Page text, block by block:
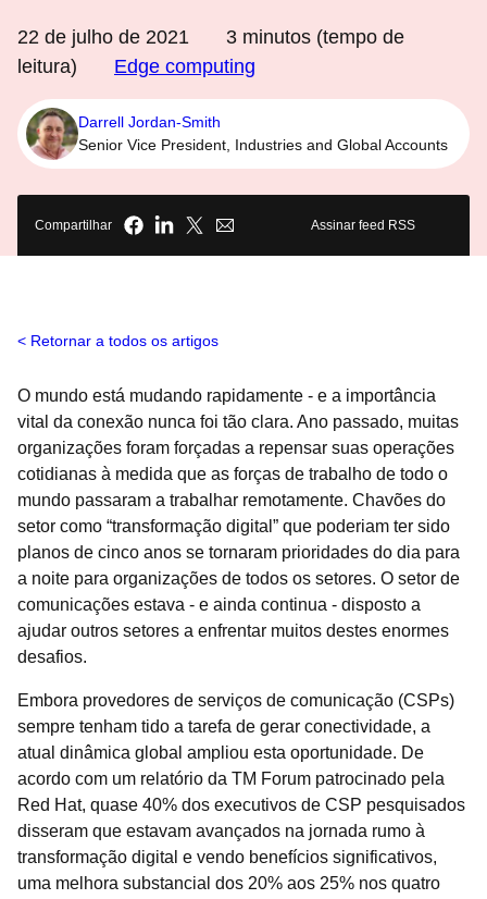
22 de julho de 2021 3 minutos (tempo de
leitura)
Edge computing
Darrell Jordan-Smith
Senior Vice President, Industries and Global Accounts
Compartilhar Assinar feed RSS
Retornar a todos os artigos
O mundo está mudando rapidamente - e a importância
vital da conexão nunca foi tão clara. Ano passado, muitas
organizações foram forçadas a repensar suas operações
cotidianas à medida que as forças de trabalho de todo o
mundo passaram a trabalhar remotamente. Chavões do
setor como “transformação digital” que poderiam ter sido
planos de cinco anos se tornaram prioridades do dia para
a noite para organizações de todos os setores. O setor de
comunicações estava - e ainda continua - disposto a
ajudar outros setores a enfrentar muitos destes enormes
desafios.
Embora provedores de serviços de comunicação (CSPs)
sempre tenham tido a tarefa de gerar conectividade, a
atual dinâmica global ampliou esta oportunidade. De
acordo com um relatório da TM Forum patrocinado pela
Red Hat, quase 40% dos executivos de CSP pesquisados
disseram que estavam avançados na jornada rumo à
transformação digital e vendo benefícios significativos,
uma melhora substancial dos 20% aos 25% nos quatro